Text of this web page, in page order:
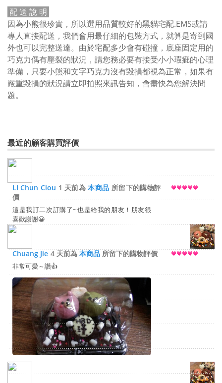
配 送 說 明
因為小熊很珍貴，所以選用品質較好的黑貓宅配.EMS或請
專人直接配送，我們會用最仔細的包裝方式，就算是寄到國
外也可以完整送達。由於宅配多少會有碰撞，底座固定用的
巧克力偶有壓裂的狀況，請您務必要有接受小小瑕疵的心理
準備，只要小熊和文字巧克力沒有毀損都視為正常，如果有
嚴重毀損的狀況請立即拍照來訊告知，會盡快為您解決問
題。
最近的顧客購買評價
LI Chun Ciou 1 天前為本商品 所留下的購物評
價
這是我訂二次訂購了~也是給我的朋友！朋友很
喜歡謝謝😀
Chuang Jie 4 天前為 本商品 所留下的購物評價
非常可愛～讚👍